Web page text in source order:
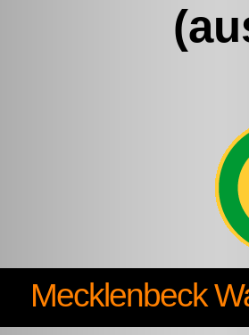
Mecklenbeck